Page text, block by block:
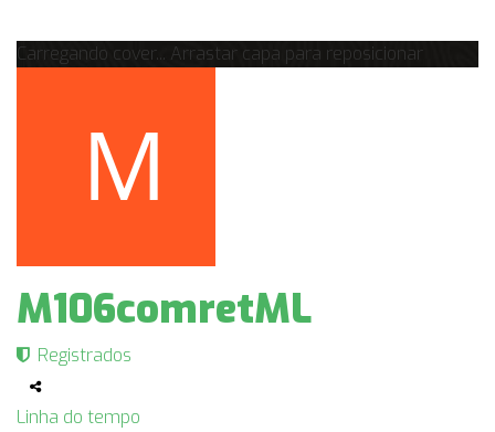
Carregando cover... Arrastar capa para reposicionar
M106comretML
Registrados
Linha do tempo